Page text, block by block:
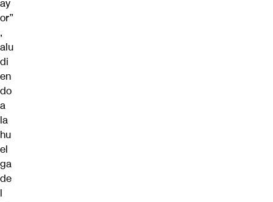
ay
or”
,
alu
di
en
do
a
la
hu
el
ga
de
l